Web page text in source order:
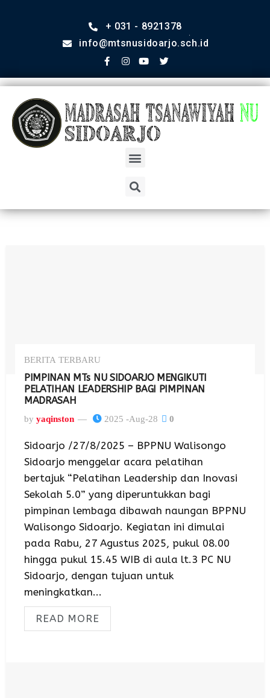
+ 031 - 8921378
info@mtsnusidoarjo.sch.id
BERITA TERBARU
PIMPINAN MTs NU SIDOARJO MENGIKUTI
PELATIHAN LEADERSHIP BAGI PIMPINAN
MADRASAH
by yaqinston 2025 -Aug-28 0
Sidoarjo /27/8/2025 – BPPNU Walisongo
Sidoarjo menggelar acara pelatihan
bertajuk “Pelatihan Leadership dan Inovasi
Sekolah 5.0” yang diperuntukkan bagi
pimpinan lembaga dibawah naungan BPPNU
Walisongo Sidoarjo. Kegiatan ini dimulai
pada Rabu, 27 Agustus 2025, pukul 08.00
hingga pukul 15.45 WIB di aula lt.3 PC NU
Sidoarjo, dengan tujuan untuk
meningkatkan...
READ MORE